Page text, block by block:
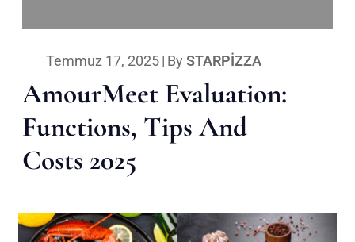
Temmuz 17, 2025| By STARPIZZA
AmourMeet Evaluation:
Functions, Tips And
Costs 2025